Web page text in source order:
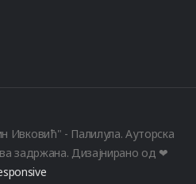
- Палилула. Ауторска
задржана. Дизајнирано од ❤